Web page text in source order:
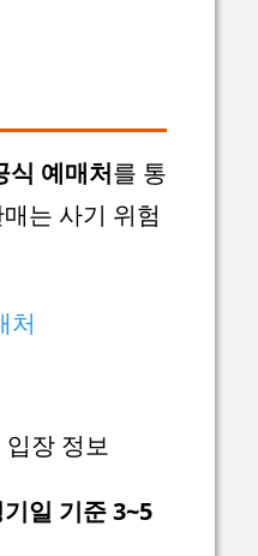
식 예매처를 통
는 사기 위험
처
장 정보
일 기준 3~5